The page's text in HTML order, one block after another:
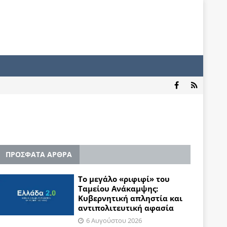
ΠΡΟΣΦΑΤΑ ΑΡΘΡΑ
Το μεγάλο «ριφιφί» του
Ταμείου Ανάκαμψης:
Κυβερνητική απληστία και
αντιπολιτευτική αφασία
6 Αυγούστου 2026